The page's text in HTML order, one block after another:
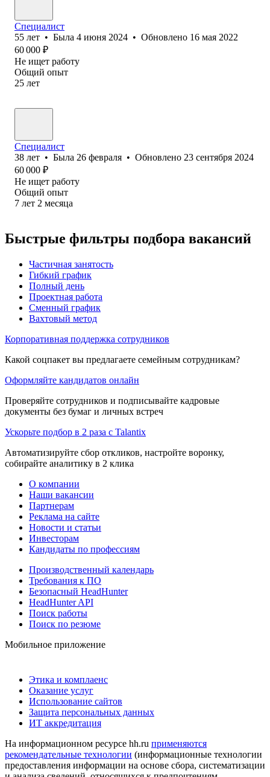
Специалист
55 лет • Была 4 июня 2024 • Обновлено 16 мая 2022
60 000 ₽
Не ищет работу
Общий опыт
25 лет
Специалист
38 лет • Была 26 февраля • Обновлено 23 сентября 2024
60 000 ₽
Не ищет работу
Общий опыт
7 лет 2 месяца
Быстрые фильтры подбора вакансий
Частичная занятость
Гибкий график
Полный день
Проектная работа
Сменный график
Вахтовый метод
Корпоративная поддержка сотрудников
Какой соцпакет вы предлагаете семейным сотрудникам?
Оформляйте кандидатов онлайн
Проверяйте сотрудников и подписывайте кадровые
документы без бумаг и личных встреч
Ускорьте подбор в 2 раза с Talantix
Автоматизируйте сбор откликов, настройте воронку,
собирайте аналитику в 2 клика
О компании
Наши вакансии
Партнерам
Реклама на сайте
Новости и статьи
Инвесторам
Кандидаты по профессиям
Производственный календарь
Требования к ПО
Безопасный HeadHunter
HeadHunter API
Поиск работы
Поиск по резюме
Мобильное приложение
Этика и комплаенс
Оказание услуг
Использование сайтов
Защита персональных данных
ИТ аккредитация
На информационном ресурсе hh.ru применяются
рекомендательные технологии (информационные технологии
предоставления информации на основе сбора, систематизации